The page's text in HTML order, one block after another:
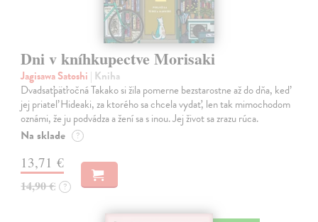
Dni v kníhkupectve Morisaki
Jagisawa Satoshi | Kniha
Dvadsaťpäťročná Takako si žila pomerne bezstarostne až do dňa, keď
jej priateľ Hideaki, za ktorého sa chcela vydať, len tak mimochodom
oznámi, že ju podvádza a žení sa s inou. Jej život sa zrazu rúca.
Na sklade ?
13,71 €
14,90 € ?